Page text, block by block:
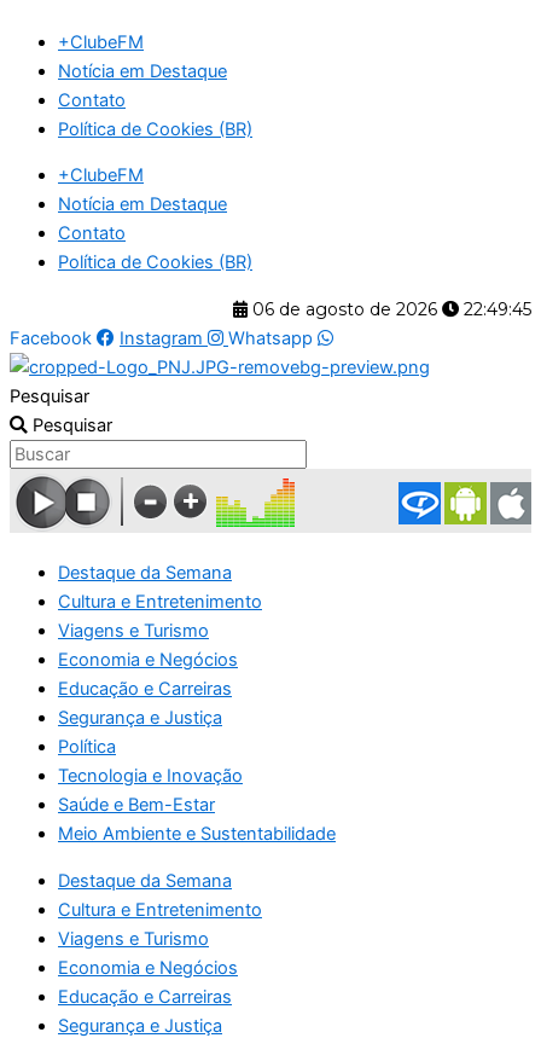
para
conteúdo
+ClubeFM
Notícia em Destaque
Contato
Política de Cookies (BR)
+ClubeFM
Notícia em Destaque
Contato
Política de Cookies (BR)
06 de agosto de 2026
22:49:45
Facebook
Instagram Whatsapp
Pesquisar
Pesquisar
Destaque da Semana
Cultura e Entretenimento
Viagens e Turismo
Economia e Negócios
Educação e Carreiras
Segurança e Justiça
Política
Tecnologia e Inovação
Saúde e Bem-Estar
Meio Ambiente e Sustentabilidade
Destaque da Semana
Cultura e Entretenimento
Viagens e Turismo
Economia e Negócios
Educação e Carreiras
Segurança e Justiça